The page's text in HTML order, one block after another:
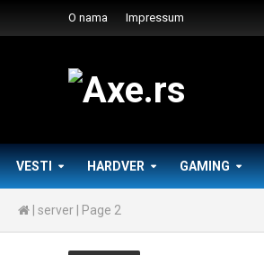
O nama Impressum
VESTI HARDVER GAMING
server Page 2